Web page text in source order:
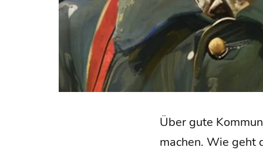
Über gute
machen. Wie geht